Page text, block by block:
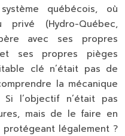
québécois, où
(Hydro-Québec,
avec ses propres
ses propres pièges
clé n’était pas de
la mécanique
l’objectif n’était pas
mais de le faire en
légalement ?